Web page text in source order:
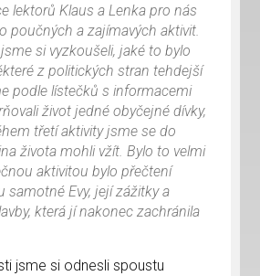
lektorů Klaus a Lenka pro nás
poučných a zajímavých aktivit.
si vyzkoušeli, jaké to bylo
z politických stran tehdejší
podle lístečků s informacemi
život jedné obyčejné dívky,
třetí aktivity jsme se do
života mohli vžít. Bylo to velmi
aktivitou bylo přečtení
samotné Evy, její zážitky a
která jí nakonec zachránila
jsme si odnesli spoustu